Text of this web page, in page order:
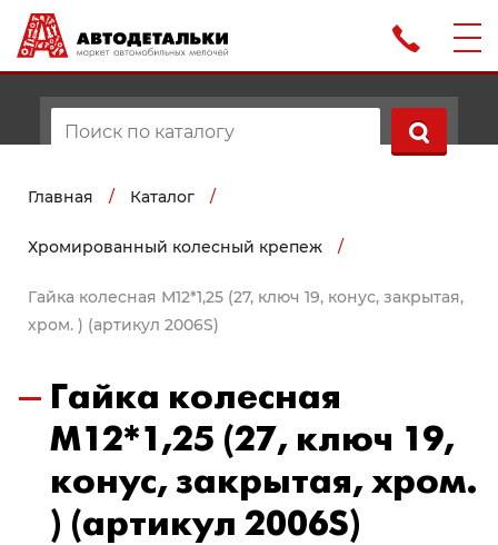
Главная / Каталог /
Хромированный колесный крепеж /
Гайка колесная М12*1,25 (27, ключ 19, конус, закрытая,
хром. ) (артикул 2006S)
Гайка колесная
М12*1,25 (27, ключ 19,
конус, закрытая, хром.
) (артикул 2006S)